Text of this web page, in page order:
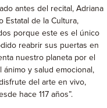
antes del recital, Adriana
Estatal de la Cultura,
porque este es el único
reabrir sus puertas en
nuestro planeta por el
ánimo y salud emocional,
del arte en vivo,
hace 117 años”.